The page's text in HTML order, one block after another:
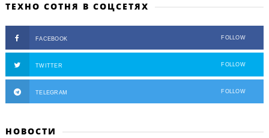
ТЕХНО СОТНЯ В СОЦСЕТЯХ
FACEBOOK FOLLOW
TWITTER FOLLOW
TELEGRAM FOLLOW
НОВОСТИ